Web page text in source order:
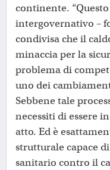
continente.
intergovernativo –
condivisa che il
minaccia per la
problema di
uno dei
Sebbene tale
necessiti di essere
atto. Ed è
strutturale capace
sanitario contro il